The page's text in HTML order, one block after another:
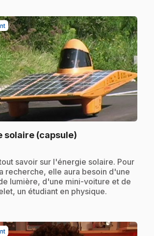
solaire (capsule)
savoir sur l'énergie solaire. Pour
recherche, elle aura besoin d'une
lumière, d'une mini-voiture et de
un étudiant en physique.